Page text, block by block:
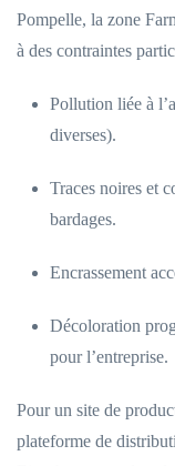
Pompelle, la zone
à des contraintes
Pollution liée à
diverses).
Traces noires et
bardages.
Encrassement
Décoloration
pour l’entreprise.
Pour un site de
plateforme de